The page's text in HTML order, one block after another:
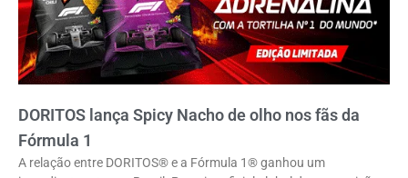
DORITOS lança Spicy Nacho de olho nos fãs da
Fórmula 1
A relação entre DORITOS® e a Fórmula 1® ganhou um